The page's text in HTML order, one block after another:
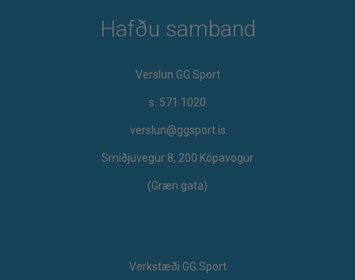
Hafðu samband
Verslun GG Sport
s. 571 1020
verslun@ggsport.is
Smiðjuvegur 8, 200 Kópavogur
(Græn gata)
Verkstæði GG Sport